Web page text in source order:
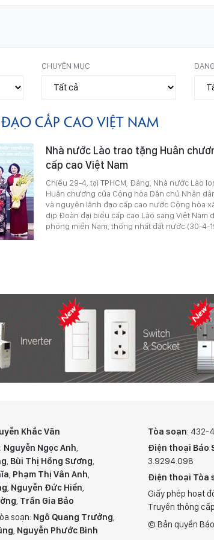
CHUYÊN MỤC
CẤP CAO VIỆT NAM
Nhà nước Lào trao tặng Huân
cấp cao Việt Nam
Chiều 29-4, tại TPHCM, Đảng, Nhà nước Lào
Huân chương của Cộng hòa Dân chủ Nhân
và nguyên lãnh đạo cấp cao nước Cộng hòa
dịp Đoàn đại biểu cấp cao Lào sang Việt Nam
phóng miền Nam, thống nhất đất nước (30-4-
Khắc Văn
Nguyễn Ngọc Anh,
, Bùi Thị Hồng Sương,
, Phạm Thị Vân Anh,
, Nguyễn Đức Hiển,
, Trần Gia Bảo
soạn: Ngô Quang Trưởng,
, Nguyễn Phước Bình
Tòa soạn: 432-
Điện thoại Báo
3.9294.098
Điện thoại Tòa
Giấy phép hoạt
Truyền thông
© Bản quyền Báo